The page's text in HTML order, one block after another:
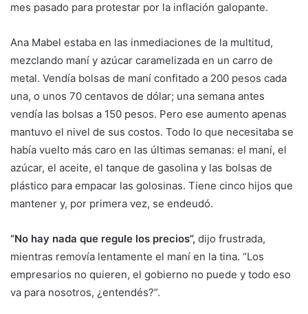
mes pasado para protestar por la inflación galopante.
Ana Mabel estaba en las inmediaciones de la multitud,
mezclando maní y azúcar caramelizada en un carro de
metal. Vendía bolsas de maní confitado a 200 pesos cada
una, o unos 70 centavos de dólar; una semana antes
vendía las bolsas a 150 pesos. Pero ese aumento apenas
mantuvo el nivel de sus costos. Todo lo que necesitaba se
había vuelto más caro en las últimas semanas: el maní, el
azúcar, el aceite, el tanque de gasolina y las bolsas de
plástico para empacar las golosinas. Tiene cinco hijos que
mantener y, por primera vez, se endeudó.
“No hay nada que regule los precios”, dijo frustrada,
mientras removía lentamente el maní en la tina. “Los
empresarios no quieren, el gobierno no puede y todo eso
va para nosotros, ¿entendés?”.